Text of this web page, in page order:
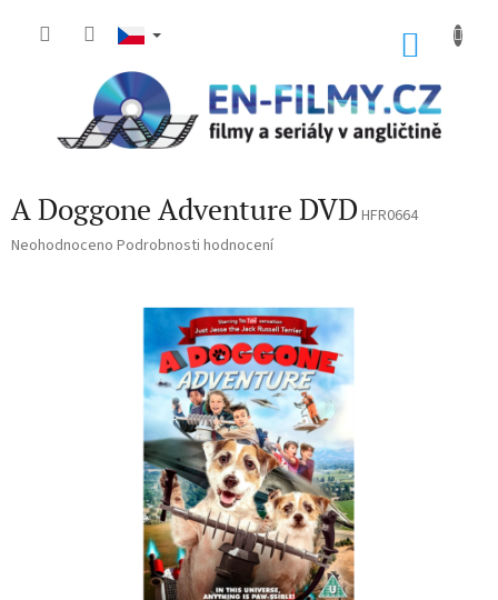
A Doggone Adventure DVD HFR0664
Průměrné
Neohodnoceno Podrobnosti hodnocení